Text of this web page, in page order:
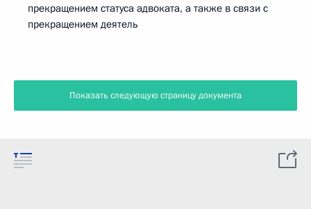
прекращением статуса адвоката, а также в связи с
прекращением деятель
Показать следующую страницу документа